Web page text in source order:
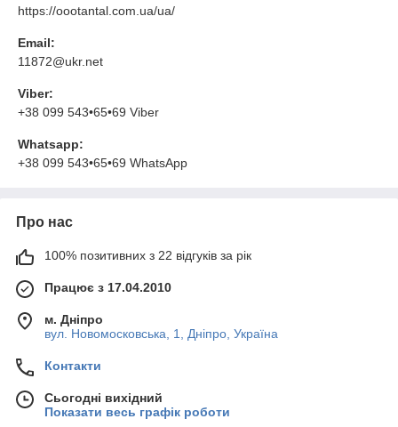
https://oootantal.com.ua/ua/
Email:
11872@ukr.net
Viber:
+38 099 543•65•69 Viber
Whatsapp:
+38 099 543•65•69 WhatsApp
Про нас
100% позитивних з 22 відгуків за рік
Працює з 17.04.2010
м. Дніпро
вул. Новомосковська, 1, Дніпро, Україна
Контакти
Сьогодні вихідний
Показати весь графік роботи